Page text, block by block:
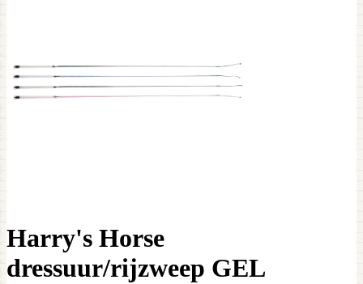
Harry's Horse
dressuur/rijzweep GEL